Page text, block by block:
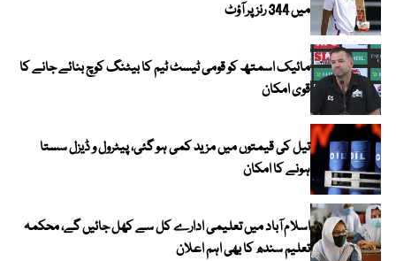
میں 344 رنز پر آؤٹ
مائیک اسمتھ کو قومی ٹیسٹ ٹیم کا بیٹنگ کوچ بنائے جانے کا
قوی امکان
تیل کی قیمتوں میں مزید کمی ہو گئی، پیٹرول و ڈیزل سستا
ہونے کا امکان
اسلام آباد میں تعلیمی ادارے کل سے کھل جائیں گے، محکمہ
تعلیم سندھ کا بھی اہم اعلان